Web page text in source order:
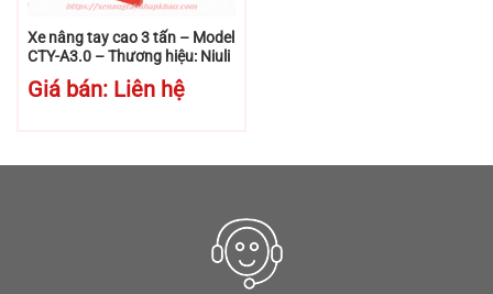
Xe nâng tay cao 3 tấn – Model
CTY-A3.0 – Thương hiệu: Niuli
Giá bán: Liên hệ